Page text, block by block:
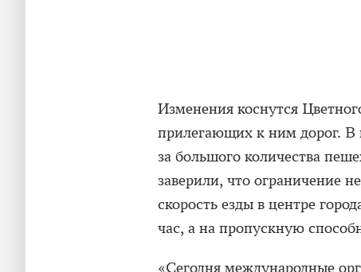
Изменения коснутся
прилегающих к ним дорог. В
за большого количества
заверили, что ограничение
скорость езды в центре
час, а на пропускную
«Сегодня международные